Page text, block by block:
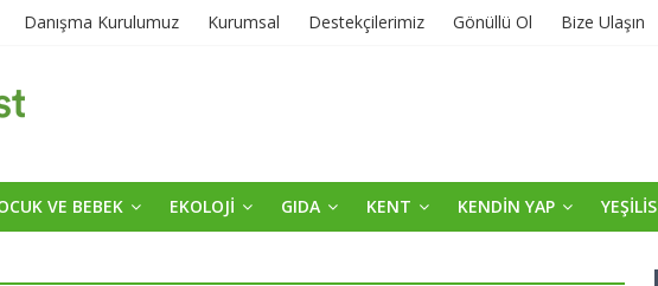
Danışma Kurulumuz Kurumsal Destekçilerimiz Gönüllü Ol Bize Ulaşın
VE BEBEK EKOLOJİ GIDA KENT KENDİN YAP